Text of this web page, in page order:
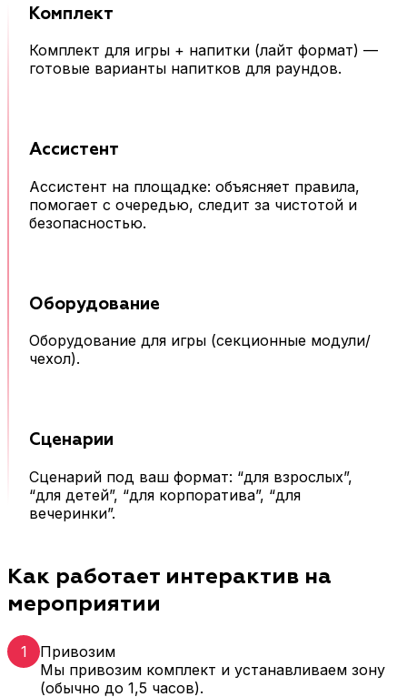
Комплект
Комплект для игры + напитки (лайт формат) —
готовые варианты напитков для раундов.
Ассистент
Ассистент на площадке: объясняет правила,
помогает с очередью, следит за чистотой и
безопасностью.
Оборудование
Оборудование для игры (секционные модули/
чехол).
Сценарии
Сценарий под ваш формат: “для взрослых”,
“для детей”, “для корпоратива”, “для
вечеринки”.
Как работает интерактив на
мероприятии
1
Привозим
Мы привозим комплект и устанавливаем зону
(обычно до 1,5 часов).